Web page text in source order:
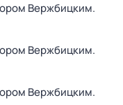
Bержбицким.
Bержбицким.
Bержбицким.